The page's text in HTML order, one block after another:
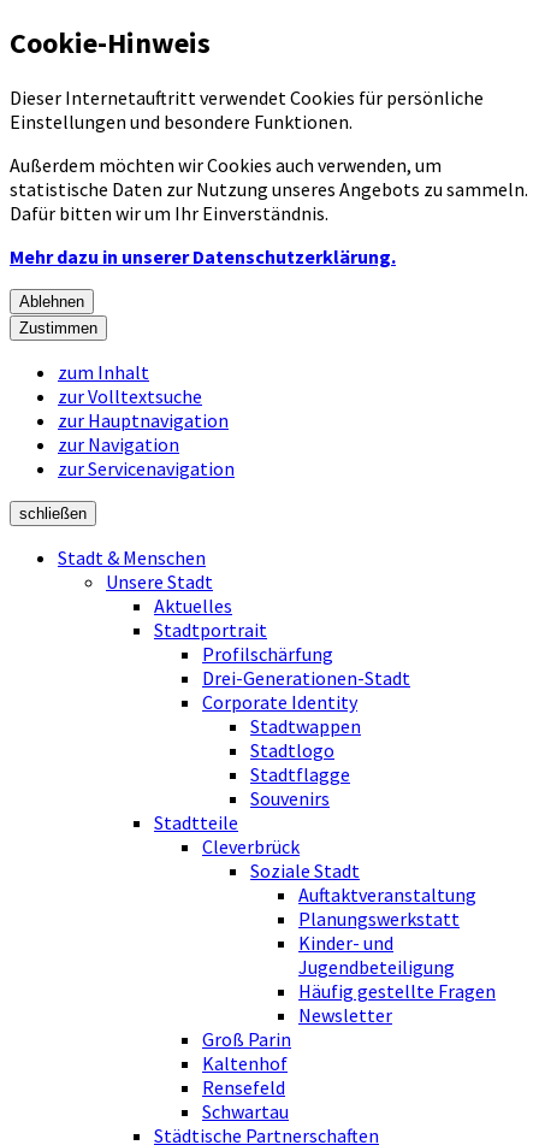
Cookie-Hinweis
Dieser Internetauftritt verwendet Cookies für persönliche
Einstellungen und besondere Funktionen.
Außerdem möchten wir Cookies auch verwenden, um
statistische Daten zur Nutzung unseres Angebots zu sammeln.
Dafür bitten wir um Ihr Einverständnis.
Mehr dazu in unserer Datenschutzerklärung.
Ablehnen
Zustimmen
zum Inhalt
zur Volltextsuche
zur Hauptnavigation
zur Navigation
zur Servicenavigation
schließen
Stadt & Menschen
Unsere Stadt
Aktuelles
Stadtportrait
Profilschärfung
Drei-Generationen-Stadt
Corporate Identity
Stadtwappen
Stadtlogo
Stadtflagge
Souvenirs
Stadtteile
Cleverbrück
Soziale Stadt
Auftaktveranstaltung
Planungswerkstatt
Kinder- und
Jugendbeteiligung
Häufig gestellte Fragen
Newsletter
Groß Parin
Kaltenhof
Rensefeld
Schwartau
Städtische Partnerschaften